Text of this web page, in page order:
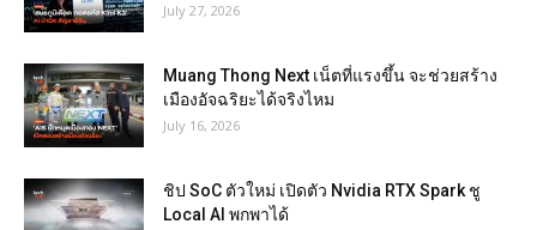
July 27, 2026
Muang Thong Next เน็ตที่แรงขึ้น จะช่วยสร้าง
เมืองอัจฉริยะได้จริงไหม
July 16, 2026
ชิป SoC ตัวใหม่ เปิดตัว Nvidia RTX Spark ชู
Local AI พกพาได้